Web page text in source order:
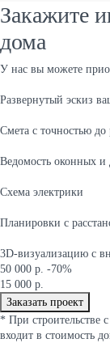
Закажите
дома
У нас вы можете
Развернутый эскиз
Cмета с точностью
Ведомость оконных и
Cхема электрики
Планировки с
3D-визуализацию с
50 000 р. -70%
15 000 р.
Заказать проект
* При строительстве
входит в стоимость